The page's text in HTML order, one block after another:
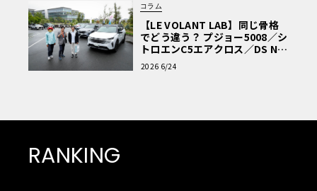
コラム
【LE VOLANT LAB】同じ骨格
でどう違う？ プジョー5008／シ
トロエンC5エアクロス／DS Nº4
読者一気乗りレポート
2026 6/24
RANKING